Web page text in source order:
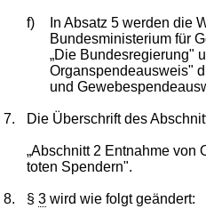
f)
In Absatz 5 werden die
Bundesministerium für
„Die Bundesregierung"
Organspendeausweis"
und
7. Die Überschrift des
„Abschnitt 2 Entnahme von
toten Spendern".
8. §3 wird wie folgt geändert: